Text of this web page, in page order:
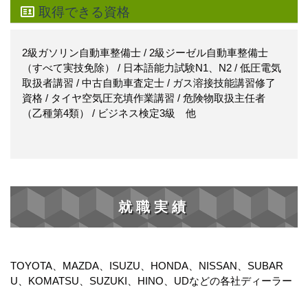
取得できる資格
2級ガソリン自動車整備士 / 2級ジーゼル自動車整備士
（すべて実技免除） / 日本語能力試験N1、N2 / 低圧電気
取扱者講習 / 中古自動車査定士 / ガス溶接技能講習修了
資格 / タイヤ空気圧充填作業講習 / 危険物取扱主任者
（乙種第4類） / ビジネス検定3級 他
就職実績
TOYOTA、MAZDA、ISUZU、HONDA、NISSAN、SUBAR
U、KOMATSU、SUZUKI、HINO、UDなどの各社ディーラー